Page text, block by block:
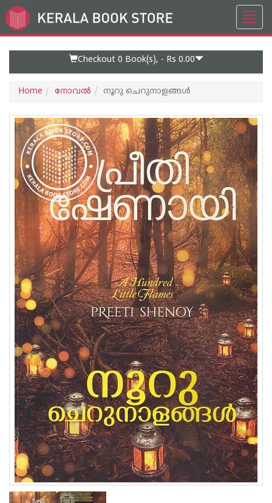
Go
to
Checkout 0 Book(s), - Rs 0.00
Home നോവല്‍ നൂറു ചെറുനാളങ്ങള്‍